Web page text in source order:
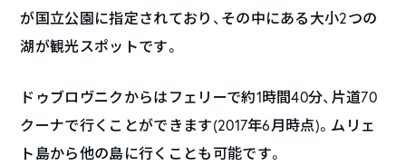
が国立公園に指定されており、その中にある大小2つの
湖が観光スポットです。
ドゥブロヴニクからはフェリーで約1時間40分、片道70
クーナで行くことができます(2017年6月時点)。ムリェ
ト島から他の島に行くことも可能です。